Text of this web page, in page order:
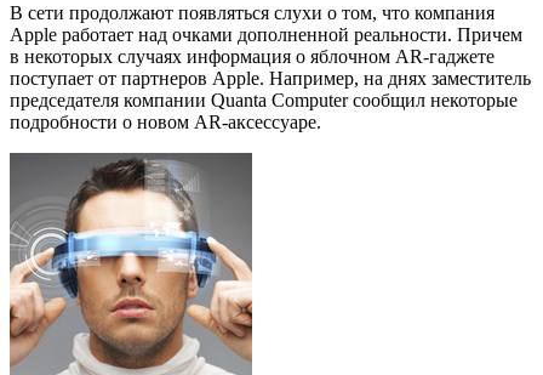
В сети продолжают появляться слухи о том, что компания
Apple работает над очками дополненной реальности. Причем
в некоторых случаях информация о яблочном AR-гаджете
поступает от партнеров Apple. Например, на днях заместитель
председателя компании Quanta Computer сообщил некоторые
подробности о новом AR-аксессуаре.